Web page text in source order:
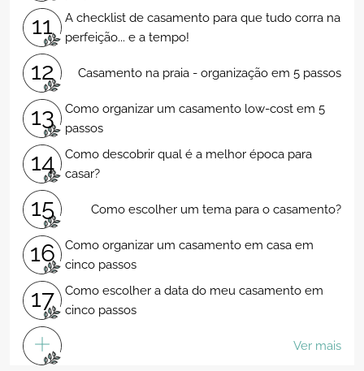
11
A checklist de casamento para que tudo corra na
perfeição... e a tempo!
12 Casamento na praia - organização em 5 passos
13
Como organizar um casamento low-cost em 5
passos
14
Como descobrir qual é a melhor época para
casar?
15 Como escolher um tema para o casamento?
16
Como organizar um casamento em casa em
cinco passos
17
Como escolher a data do meu casamento em
cinco passos
Ver mais